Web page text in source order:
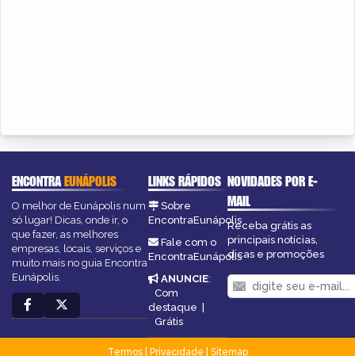
ENCONTRAEUNÁPOLIS
O melhor de Eunápolis num
só lugar! Dicas, onde ir, o
que fazer, as melhores
empresas, locais, serviços e
muito mais no guia Encontra
Eunápolis.
LINKS RÁPIDOS
Sobre
EncontraEunápolis
Fale com o
EncontraEunápolis
ANUNCIE:
Com
destaque |
Grátis
NOVIDADES POR E-
MAIL
Receba grátis as
principais notícias,
dicas e promoções
Termos| Privacidade
Sitemap